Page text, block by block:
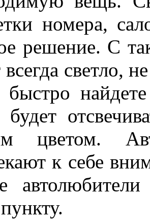
номера,
решение. С
всегда светло,
быстро
будет
цветом.
к себе